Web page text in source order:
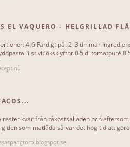
EL VAQUERO - HELGRILLAD
4-6 Färdigt på: 2–3 timmar
3 st vitlöksklyftor 0.5 dl tomatpuré
rester kvar från råkostsalladen och
den som matlåda så var det hög tid att